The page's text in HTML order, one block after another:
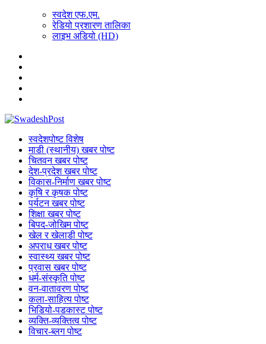
स्वदेश एफ.एम.
रेडियो प्रशारण तालिका
लाइभ अडियो (HD)
स्वदेशपोष्ट विशेष
माडी (स्थानीय) खबर पोष्ट
चितवन खबर पोष्ट
देश-प्रदेश खबर पोष्ट
विकास-निर्माण खबर पोष्ट
कृषि र कृषक पोष्ट
पर्यटन खबर पोष्ट
शिक्षा खबर पोष्ट
बिपद-जोखिम पोष्ट
खेल र खेलाडी पोष्ट
अपराध खबर पोष्ट
स्वास्थ्य खबर पोष्ट
प्रवास खबर पोष्ट
धर्म-संस्कृति पोष्ट
वन-वातावरण पोष्ट
कला-साहित्य पोष्ट
भिडियो-पडकास्ट पोष्ट
व्यक्ति-व्यक्तित्व पोष्ट
विचार-ब्लग पोष्ट